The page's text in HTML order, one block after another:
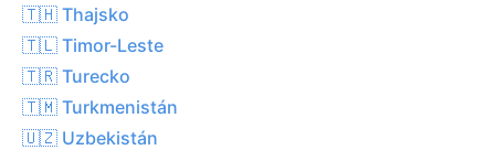
🇹🇭 Thajsko
🇹🇱 Timor-Leste
🇹🇷 Turecko
🇹🇲 Turkmenistán
🇺🇿 Uzbekistán